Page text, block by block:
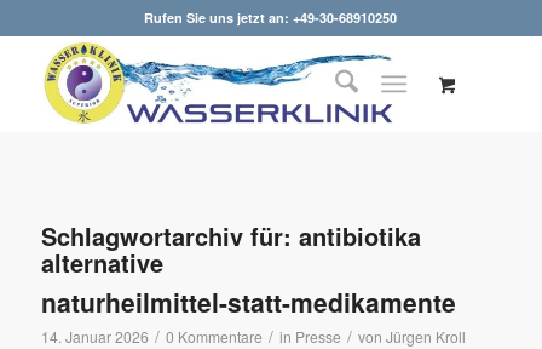
Rufen Sie uns jetzt an: +49-30-68910250
Schlagwortarchiv für: antibiotika
alternative
naturheilmittel-statt-medikamente
14. Januar 2026 / 0 Kommentare / in Presse / von Jürgen Kroll